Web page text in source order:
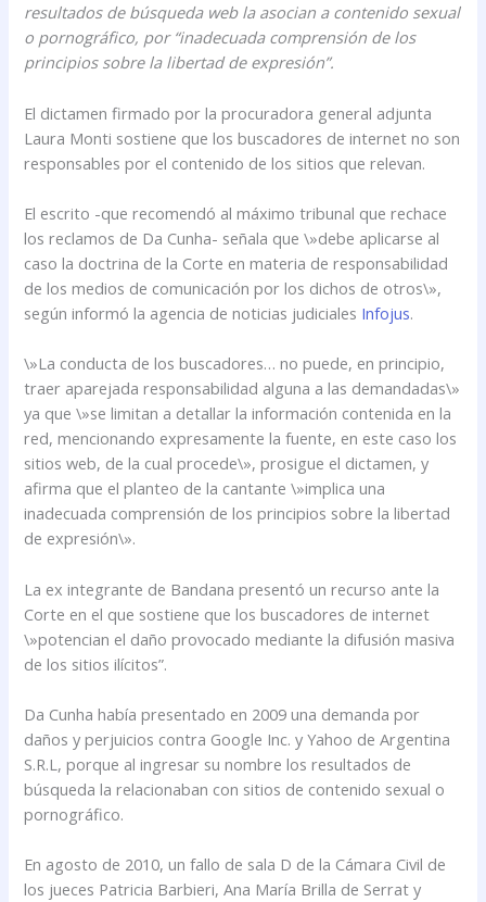
resultados de búsqueda web la asocian a contenido sexual
o pornográfico, por “inadecuada comprensión de los
principios sobre la libertad de expresión”.
El dictamen firmado por la procuradora general adjunta
Laura Monti sostiene que los buscadores de internet no son
responsables por el contenido de los sitios que relevan.
El escrito -que recomendó al máximo tribunal que rechace
los reclamos de Da Cunha- señala que \»debe aplicarse al
caso la doctrina de la Corte en materia de responsabilidad
de los medios de comunicación por los dichos de otros\»,
según informó la agencia de noticias judiciales Infojus.
\»La conducta de los buscadores… no puede, en principio,
traer aparejada responsabilidad alguna a las demandadas\»
ya que \»se limitan a detallar la información contenida en la
red, mencionando expresamente la fuente, en este caso los
sitios web, de la cual procede\», prosigue el dictamen, y
afirma que el planteo de la cantante \»implica una
inadecuada comprensión de los principios sobre la libertad
de expresión\».
La ex integrante de Bandana presentó un recurso ante la
Corte en el que sostiene que los buscadores de internet
\»potencian el daño provocado mediante la difusión masiva
de los sitios ilícitos”.
Da Cunha había presentado en 2009 una demanda por
daños y perjuicios contra Google Inc. y Yahoo de Argentina
S.R.L, porque al ingresar su nombre los resultados de
búsqueda la relacionaban con sitios de contenido sexual o
pornográfico.
En agosto de 2010, un fallo de sala D de la Cámara Civil de
los jueces Patricia Barbieri, Ana María Brilla de Serrat y